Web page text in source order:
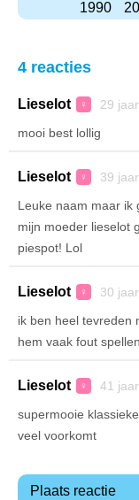
1990
4 reacties
Lieselot ♀ 29
mooi best lollig
Lieselot ♀ 39
Leuke naam maar ik
mijn moeder lieselot
piespot! Lol
Lieselot ♀ 30
ik ben heel tevreden
hem vaak fout
Lieselot ♀ 41
supermooie
veel voorkomt
Plaats reactie